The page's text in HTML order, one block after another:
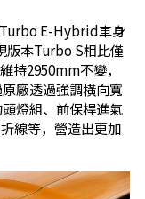
E-Hybrid車身
版本Turbo S相比僅
持2950mm不變，
廠透過強調橫向寬
燈組、前保桿進氣
線等，營造出更加